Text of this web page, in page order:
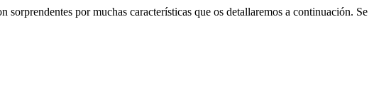
por muchas características que os detallaremos a continuación. Se